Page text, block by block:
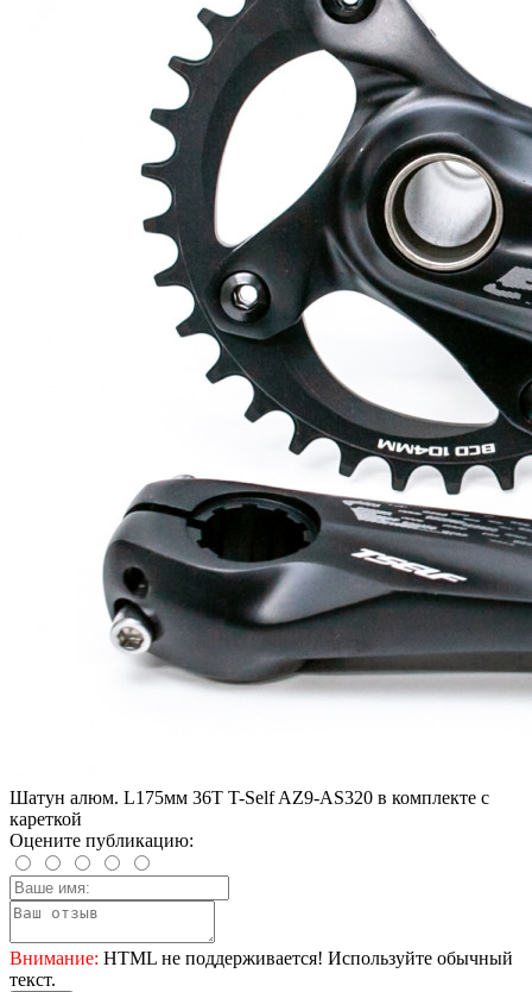
Шатун алюм. L175мм 36T T-Self AZ9-AS320 в комплекте с
кареткой
Оцените публикацию:
Внимание: HTML не поддерживается! Используйте обычный
текст.